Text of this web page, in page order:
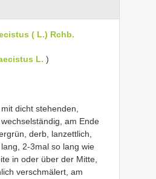
( L.) Rchb.
L. )
dicht stehenden,
am Ende
derb, lanzettlich,
2-3mal so lang wie
in oder über der Mitte,
verschmälert, am